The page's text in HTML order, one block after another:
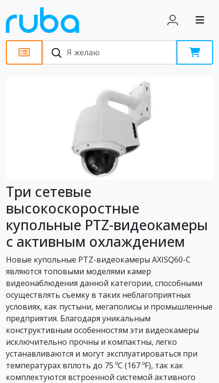
Три сетевые
высокоскоростные
купольные PTZ-видеокамеры
с активным охлаждением
Новые купольные PTZ-видеокамеры AXISQ60-C
являются топовыми моделями камер
видеонаблюдения данной категории, способными
осуществлять съемку в таких неблагоприятных
условиях, как пустыни, мегаполисы и промышленные
предприятия. Благодаря уникальным
конструктивным особенностям эти видеокамеры
исключительно прочны и компактны, легко
устанавливаются и могут эксплуатироваться при
температурах вплоть до 75 ºC (167 ºF), так как
комплектуются встроенной системой активного